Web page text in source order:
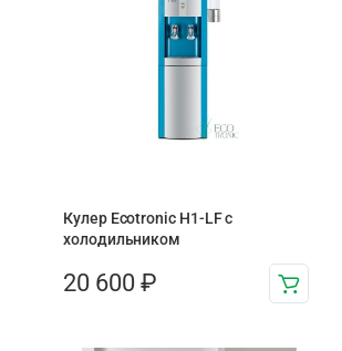
Кулер Ecotronic H1-LF с
холодильником
20 600 ₽